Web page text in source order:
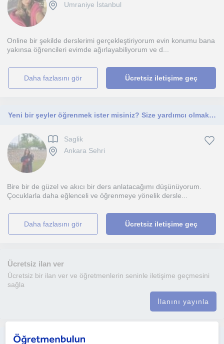
Umraniye İstanbul
Online bir şekilde derslerimi gerçekleştiriyorum evin konumu bana
yakınsa öğrencileri evimde ağırlayabiliyorum ve d...
daha fazlasını gör Ücretsiz iletişime geç
Yeni bir şeyler öğrenmek ister misiniz? Size yardımcı olmaktan onur ve mutluluk duyarım. Hep birlikte öğrenelim!
Saglik
Ankara Sehri
Bire bir de güzel ve akıcı bir ders anlatacağımı düşünüyorum.
Çocuklarla daha eğlenceli ve öğrenmeye yönelik dersle...
daha fazlasını gör Ücretsiz iletişime geç
Ücretsiz ilan ver
Ücretsiz bir ilan ver ve öğretmenlerin seninle iletişime geçmesini
sağla
İlanını yayınla